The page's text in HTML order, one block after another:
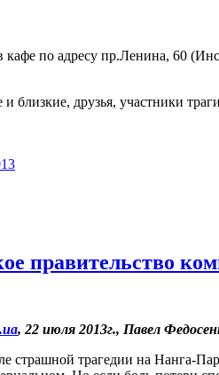
кафе по адресу пр.Ленина, 60
близкие, друзья, участники
правительство
, 22 июля 2013г., Павел
страшной трагедии на Нанга-